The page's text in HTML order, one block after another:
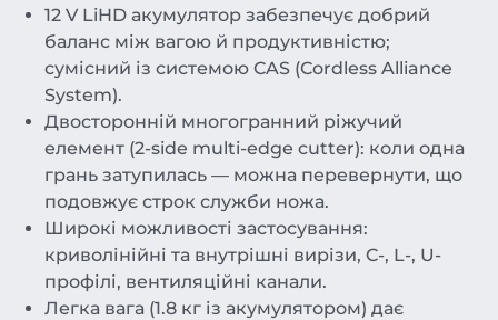
12 V LiHD акумулятор забезпечує добрий
баланс між вагою й продуктивністю;
сумісний із системою CAS (Cordless Alliance
System).
Двосторонній многогранний ріжучий
елемент (2-side multi-edge cutter): коли одна
грань затупилась — можна перевернути, що
подовжує строк служби ножа.
Широкі можливості застосування:
криволінійні та внутрішні вирізи, C-, L-, U-
профілі, вентиляційні канали.
Легка вага (1.8 кг із акумулятором) дає